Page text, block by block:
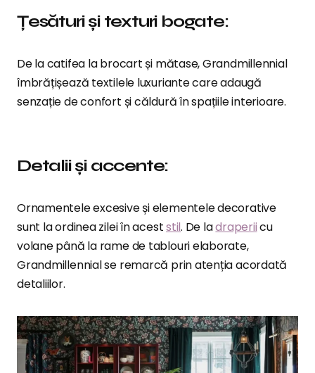
Țesături și texturi bogate:
De la catifea la brocart și mătase, Grandmillennial
îmbrățișează textilele luxuriante care adaugă
senzație de confort și căldură în spațiile interioare.
Detalii și accente:
Ornamentele excesive și elementele decorative
sunt la ordinea zilei în aceststil. De ladraperiicu
volane până la rame de tablouri elaborate,
Grandmillennial se remarcă prin atenția acordată
detaliilor.